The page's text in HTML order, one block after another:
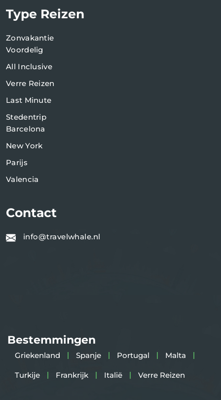
Type Reizen
Zonvakantie
Voordelig
All Inclusive
Verre Reizen
Last Minute
Stedentrip
Barcelona
New York
Parijs
Valencia
Contact
info@travelwhale.nl
Bestemmingen
Griekenland Spanje Portugal Malta
Turkije Frankrijk Italië Verre Reizen